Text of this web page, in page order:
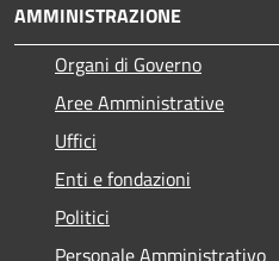
AMMINISTRAZIONE
Organi di Governo
Aree Amministrative
Uffici
Enti e fondazioni
Politici